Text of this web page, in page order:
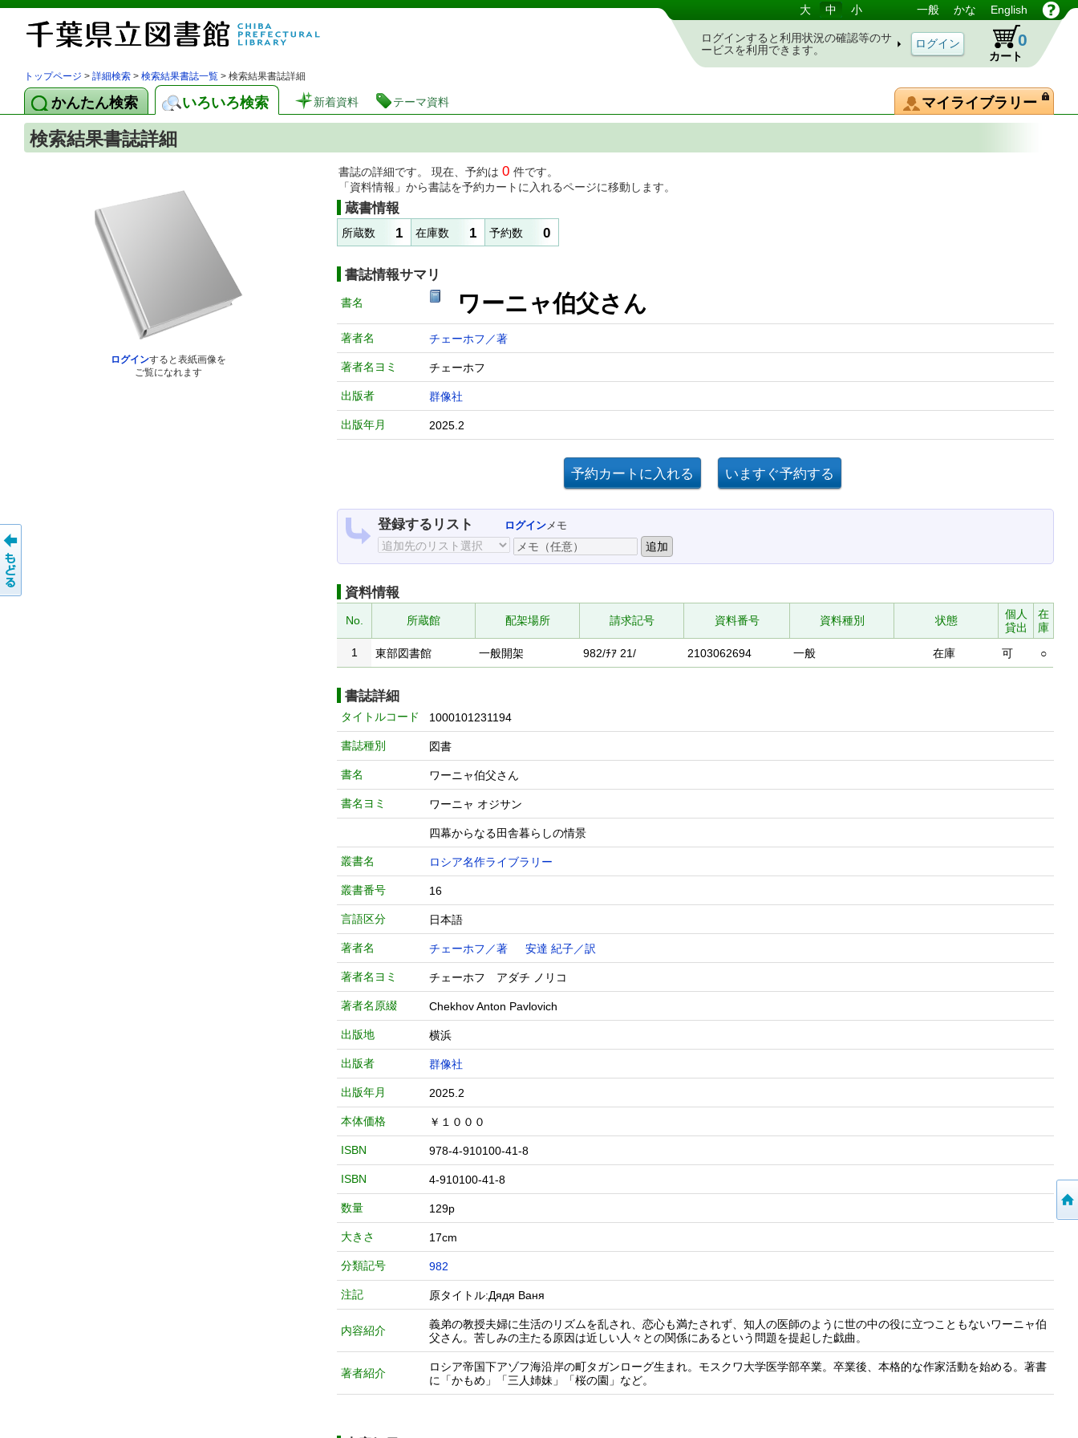
図書館 蔵書検索・予約システム 大 中 小 一般 かな English
ログインすると利用状況の確認等のサ
ービスを利用できます。
カート
0
トップページ > 詳細検索 > 検索結果書誌一覧 > 検索結果書誌詳細
かんたん検索 いろいろ検索 新着資料 テーマ資料 マイライブラリー
検索結果書誌詳細
ログインすると表紙画像を
ご覧になれます
書誌の詳細です。 現在、予約は 0 件です。
「資料情報」から書誌を予約カートに入れるページに移動します。
蔵書情報
所蔵数 1 在庫数 1 予約数 0
書誌情報サマリ
書名 ワーニャ伯父さん
著者名 チェーホフ／著
著者名ヨミ チェーホフ
出版者 群像社
出版年月 2025.2
登録するリスト ログインメモ
資料情報
No. 所蔵館 配架場所 請求記号 資料番号 資料種別 状態
個人
貸出
在
庫
1
東部図書館 一般開架 982/ﾁｱ 21/ 2103062694 一般 在庫 可 ○
書誌詳細
タイトルコード 1000101231194
書誌種別 図書
書名 ワーニャ伯父さん
書名ヨミ ワーニャ オジサン
四幕からなる田舎暮らしの情景
叢書名 ロシア名作ライブラリー
叢書番号 16
言語区分 日本語
著者名 チェーホフ／著 安達 紀子／訳
著者名ヨミ チェーホフ アダチ ノリコ
著者名原綴 Chekhov Anton Pavlovich
出版地 横浜
出版者 群像社
出版年月 2025.2
本体価格 ￥１０００
ISBN 978-4-910100-41-8
ISBN 4-910100-41-8
数量 129p
大きさ 17cm
分類記号 982
注記 原タイトル:Дядя Ваня
内容紹介
義弟の教授夫婦に生活のリズムを乱され、恋心も満たされず、知人の医師のように世の中の役に立つこともないワーニャ伯
父さん。苦しみの主たる原因は近しい人々との関係にあるという問題を提起した戯曲。
著者紹介
ロシア帝国下アゾフ海沿岸の町タガンローグ生まれ。モスクワ大学医学部卒業。卒業後、本格的な作家活動を始める。著書
に「かもめ」「三人姉妹」「桜の園」など。